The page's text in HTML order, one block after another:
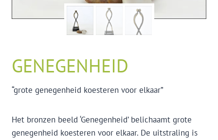
GENEGENHEID
“grote genegenheid koesteren voor elkaar”
Het bronzen beeld ‘Genegenheid’ belichaamt grote
genegenheid koesteren voor elkaar. De uitstraling is